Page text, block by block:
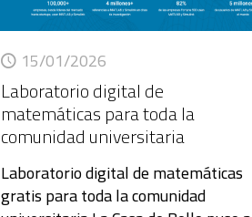
15/01/2026
Laboratorio digital de
matemáticas para toda la
comunidad universitaria
Laboratorio digital de matemáticas
gratis para toda la comunidad